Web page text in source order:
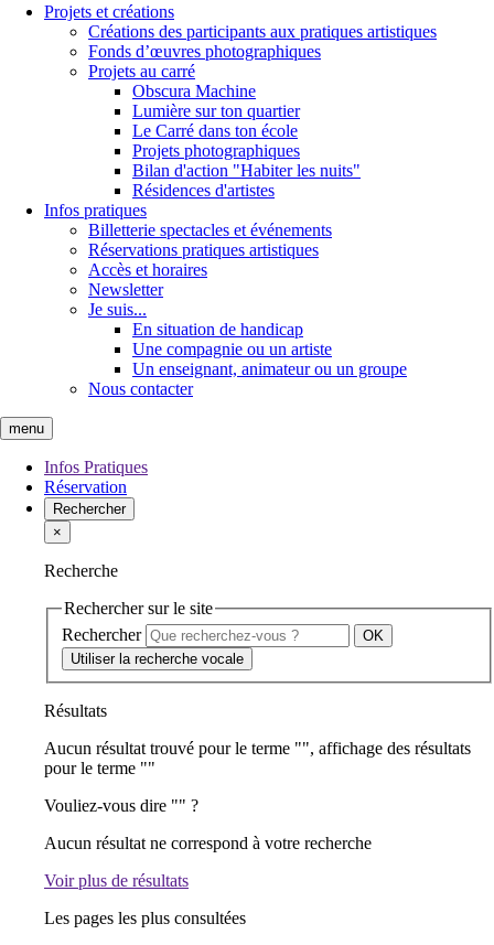
Projets et créations
Créations des participants aux pratiques artistiques
Fonds d’œuvres photographiques
Projets au carré
Obscura Machine
Lumière sur ton quartier
Le Carré dans ton école
Projets photographiques
Bilan d'action "Habiter les nuits"
Résidences d'artistes
Infos pratiques
Billetterie spectacles et événements
Réservations pratiques artistiques
Accès et horaires
Newsletter
Je suis...
En situation de handicap
Une compagnie ou un artiste
Un enseignant, animateur ou un groupe
Nous contacter
menu
Infos Pratiques
Réservation
Rechercher
×
Recherche
Rechercher sur le site
Rechercher
Utiliser la recherche vocale
Résultats
Aucun résultat trouvé pour le terme "", affichage des résultats
pour le terme ""
Vouliez-vous dire "" ?
Aucun résultat ne correspond à votre recherche
Voir plus de résultats
Les pages les plus consultées